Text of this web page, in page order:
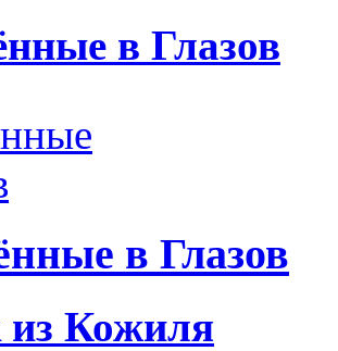
в Глазов
в Глазов
из Кожиля